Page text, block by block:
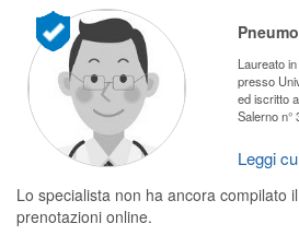
Pneumologo
Salerno (SA)
CERCA
Per i pazienti
Prenota una visita
Ricerca specialisti
Consulti online
Laureato
presso
ed iscritto
Salerno n°
Leggi
Lo specialista non ha ancora compilato
prenotazioni online.